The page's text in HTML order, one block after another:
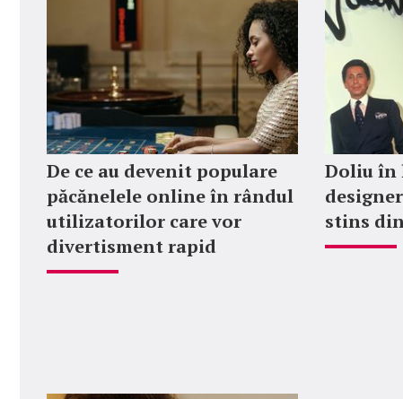
De ce au devenit populare
păcănelele online în rândul
utilizatorilor care vor
divertisment rapid
Doliu în
stins